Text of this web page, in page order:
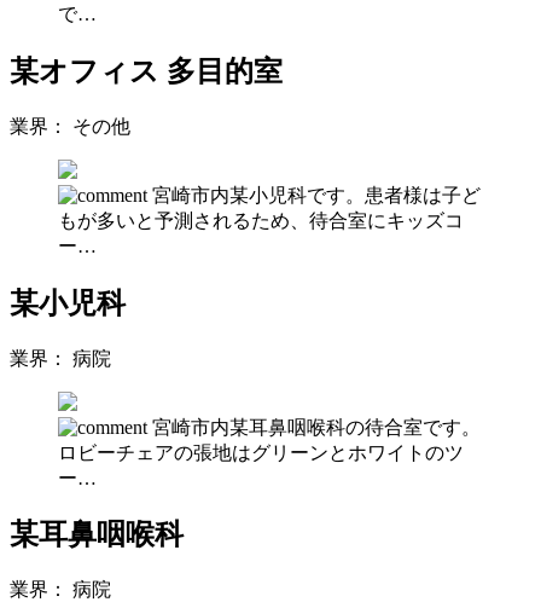
で…
某オフィス 多目的室
業界： その他
宮崎市内某小児科です。患者様は子ど
もが多いと予測されるため、待合室にキッズコ
ー…
某小児科
業界： 病院
宮崎市内某耳鼻咽喉科の待合室です。
ロビーチェアの張地はグリーンとホワイトのツ
ー…
某耳鼻咽喉科
業界： 病院